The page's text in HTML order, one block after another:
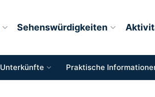
Sehenswürdigkeiten
Unterkünfte Praktische